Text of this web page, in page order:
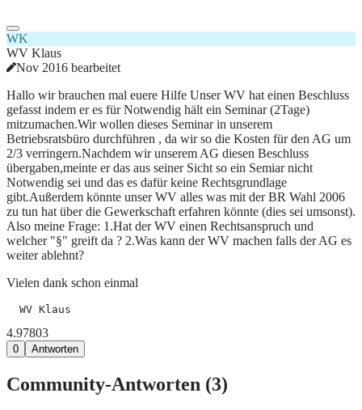
WK
WV Klaus
Nov 2016 bearbeitet
Hallo wir brauchen mal euere Hilfe Unser WV hat einen Beschluss
gefasst indem er es für Notwendig hält ein Seminar (2Tage)
mitzumachen.Wir wollen dieses Seminar in unserem
Betriebsratsbüro durchführen , da wir so die Kosten für den AG um
2/3 verringern.Nachdem wir unserem AG diesen Beschluss
übergaben,meinte er das aus seiner Sicht so ein Semiar nicht
Notwendig sei und das es dafür keine Rechtsgrundlage
gibt.Außerdem könnte unser WV alles was mit der BR Wahl 2006
zu tun hat über die Gewerkschaft erfahren könnte (dies sei umsonst).
Also meine Frage: 1.Hat der WV einen Rechtsanspruch und
welcher "§" greift da ? 2.Was kann der WV machen falls der AG es
weiter ablehnt?
Vielen dank schon einmal
4.97803
0 Antworten
Community-Antworten (3)